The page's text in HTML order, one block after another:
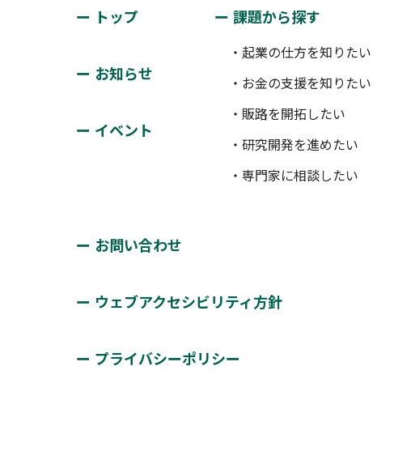
トップ
お知らせ
イベント
課題から探す
・起業の仕方を知りたい
・お金の支援を知りたい
・販路を開拓したい
・研究開発を進めたい
・専門家に相談したい
お問い合わせ
ウェブアクセシビリティ方針
プライバシーポリシー